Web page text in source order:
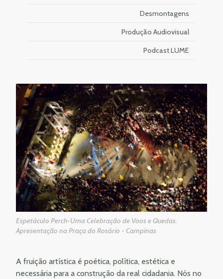
Desmontagens
Produção Audiovisual
Podcast LUME
Espetáculo Perch-Uma Celebração de Voos e Quedas.
Apresentação na Praça do Rosário - Campinas
A fruição artística é poética, política, estética e
necessária para a construção da real cidadania. Nós no